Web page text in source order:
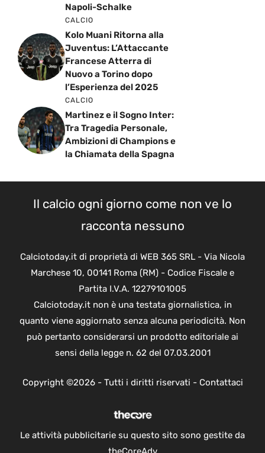
Napoli-Schalke
CALCIO
Kolo Muani Ritorna alla
Juventus: L’Attaccante
Francese Atterra di
Nuovo a Torino dopo
l’Esperienza del 2025
CALCIO
Martinez e il Sogno Inter:
Tra Tragedia Personale,
Ambizioni di Champions e
la Chiamata della Spagna
Il calcio ogni giorno come non ve lo
racconta nessuno
Calciotoday.it di proprietà di WEB 365 SRL - Via Nicola
Marchese 10, 00141 Roma (RM) - Codice Fiscale e
Partita I.V.A. 12279101005
Calciotoday.it non è una testata giornalistica, in
quanto viene aggiornato senza alcuna periodicità. Non
può pertanto considerarsi un prodotto editoriale ai
sensi della legge n. 62 del 07.03.2001
Copyright ©2026 - Tutti i diritti riservati - Contattaci
Le attività pubblicitarie su questo sito sono gestite da